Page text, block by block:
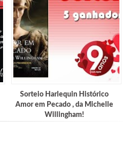
Sorteio Harlequin Histórico
Amor em Pecado , da Michelle
Willingham!